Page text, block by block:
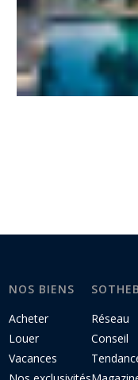
NOS BIENS
Acheter
Louer
Vacances
Réseau
Conseil